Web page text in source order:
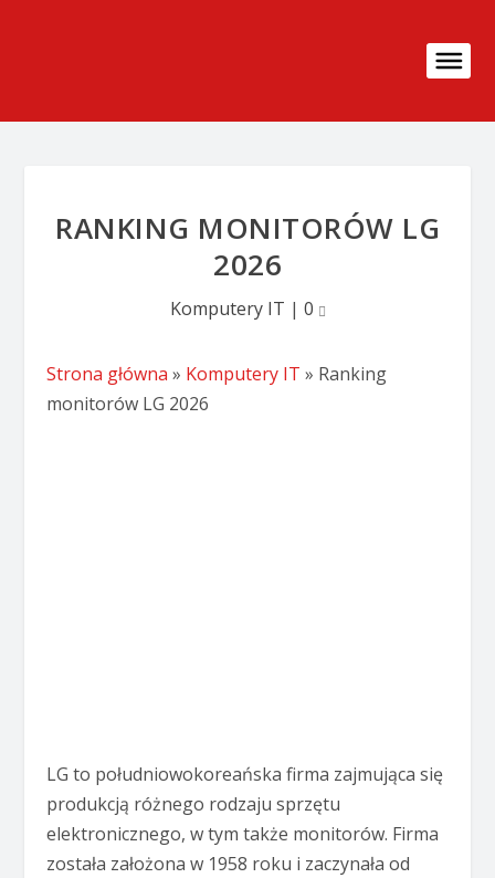
RANKING MONITORÓW LG
2026
Komputery IT | 0
Strona główna » Komputery IT » Ranking
monitorów LG 2026
LG to południowokoreańska firma zajmująca się
produkcją różnego rodzaju sprzętu
elektronicznego, w tym także monitorów. Firma
została założona w 1958 roku i zaczynała od